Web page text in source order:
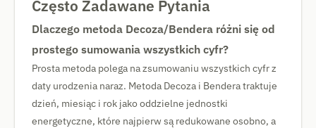
Często Zadawane Pytania
Dlaczego metoda Decoza/Bendera różni się od
prostego sumowania wszystkich cyfr?
Prosta metoda polega na zsumowaniu wszystkich cyfr z
daty urodzenia naraz. Metoda Decoza i Bendera traktuje
dzień, miesiąc i rok jako oddzielne jednostki
energetyczne, które najpierw są redukowane osobno, a